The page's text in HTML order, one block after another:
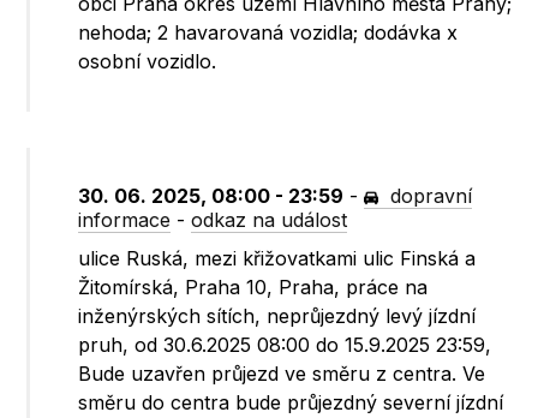
nehoda; 2 havarovaná vozidla; dodávka x
osobní vozidlo.
30. 06. 2025, 08:00 - 23:59 -
dopravní
informace -odkaz na událost
ulice Ruská, mezi křižovatkami ulic Finská a
Žitomírská, Praha 10, Praha, práce na
inženýrských sítích, neprůjezdný levý jízdní
pruh, od 30.6.2025 08:00 do 15.9.2025 23:59,
Bude uzavřen průjezd ve směru z centra. Ve
směru do centra bude průjezdný severní jízdní